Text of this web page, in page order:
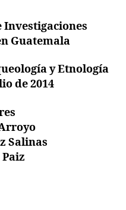
Investigaciones
Guatemala
y Etnología
de 2014
Salinas